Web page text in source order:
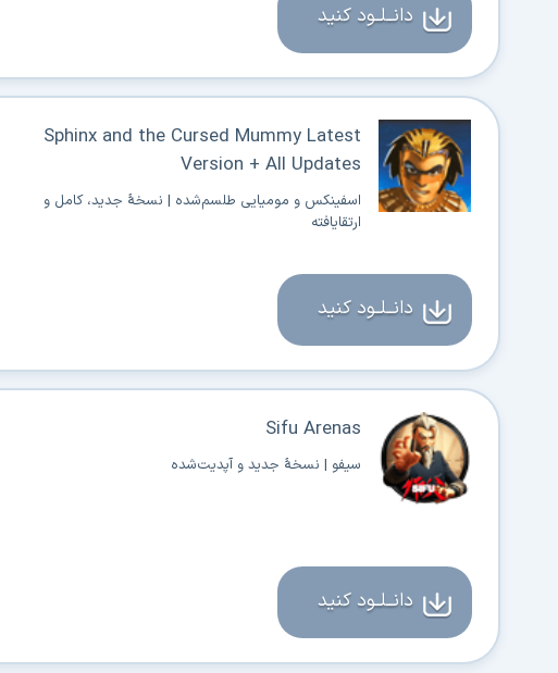
دانــلــود کنید
Sphinx and the Cursed Mummy Latest
Version + All Updates
اسفینکس و مومیایی طلسم‌شده | نسخهٔ جدید، کامل و
ارتقایافته
دانــلــود کنید
Sifu Arenas
سیفو | نسخهٔ جدید و آپدیت‌شده
دانــلــود کنید